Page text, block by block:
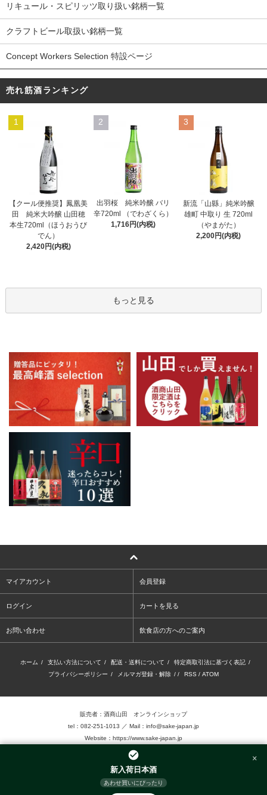
×
新入荷日本酒
あわせ買いにぴったり
リキュール・スピリッツ取り扱い銘柄一覧
クラフトビール取扱い銘柄一覧
Concept Workers Selection 特設ページ
売れ筋酒ランキング
1
【クール便推奨】鳳凰美
田 純米大吟醸 山田穂
本生720ml（ほうおうび
でん）
2,420円(内税)
2
出羽桜 純米吟醸 バリ
辛720ml （でわざくら）
1,716円(内税)
3
新流「山縣」純米吟醸
雄町 中取り 生 720ml
（やまがた）
2,200円(内税)
もっと見る
マイアカウント 会員登録
ログイン カートを見る
お問い合わせ 飲食店の方へのご案内
ホーム / 支払い方法について / 配送・送料について / 特定商取引法に基づく表記 /
プライバシーポリシー / メルマガ登録・解除 / / RSS / ATOM
販売者：酒商山田 オンラインショップ
tel：082-251-1013 ／ Mail：info@sake-japan.jp
Website： https://www.sake-japan.jp
未成年者の飲酒は、法律で禁じられています。
当店では、20歳以上の年齢であることを確認 できない場合、お酒を販売致しません。